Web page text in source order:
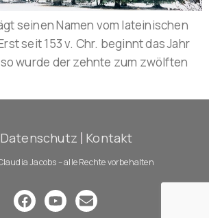
seinen Namen vom lateinischen
seit 153 v. Chr. beginnt das Jahr
so wurde der zehnte zum zwölften
Datenschutz Kontakt
Jacobs – alle Rechte vorbehalten